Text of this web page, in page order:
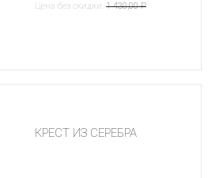
Цена без скидки: 1 430,00 ₽
КРЕСТ ИЗ СЕРЕБРА